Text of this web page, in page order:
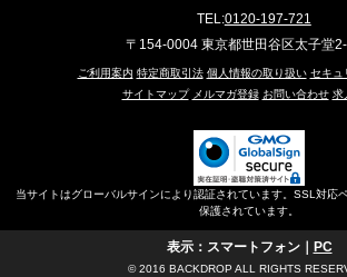
TEL:0120-197-721
〒154-0004 東京都世田谷区太子堂
ご利用案内 特定商取引法 個人情報の取り扱い セキュ
サイトマップ メルマガ登録 お問い合わせ 求
当サイトはグローバルサインにより認証されています。SSL対応
保護されています。
表示：スマートフォン｜ PC
© 2016 BACKDROP ALL RIGHTS